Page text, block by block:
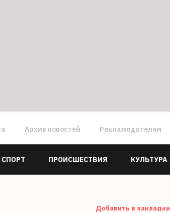
Архив новостей Рекламодателям
СПОРТ ПРОИСШЕСТВИЯ КУЛЬТУРА
Добавить в закладки